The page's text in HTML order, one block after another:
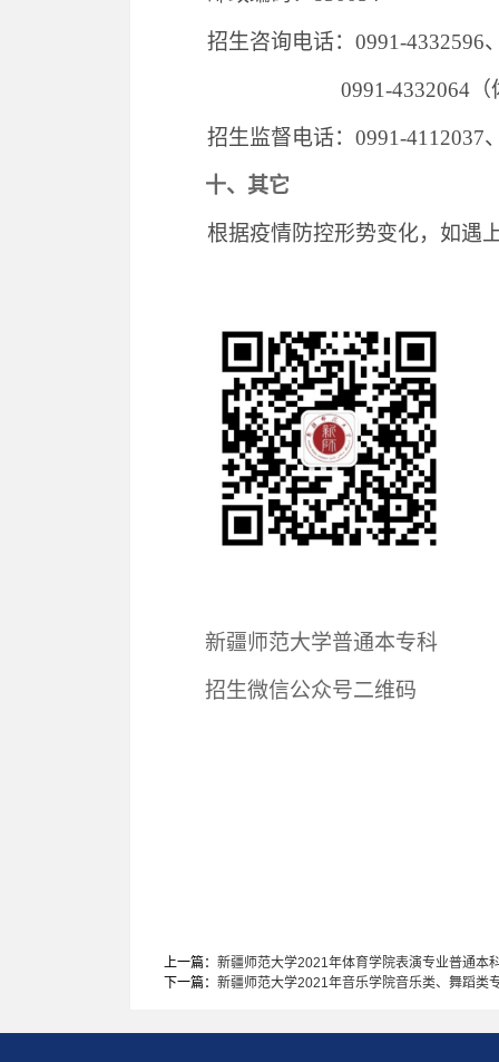
招生咨询电话： 0991-4332596
0991-4332064（
招生监督电话： 0991-4112037
十、其它
根据疫情防控形势变化，如遇
新疆师范大学普通本专科“艺
招生微信公众号二维码
上一篇： 新疆师范大学2021年体育学院表演专业普通本
下一篇： 新疆师范大学2021年音乐学院音乐类、舞蹈类